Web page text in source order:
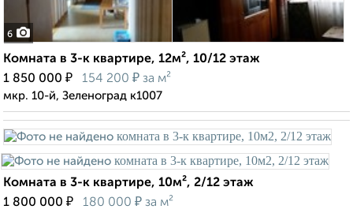
6
Комната в 3-к квартире, 12м², 10/12 этаж
1 850 000 ₽ 154 200 ₽ за м²
мкр. 10-й, Зеленоград к1007
Комната в 3-к квартире, 10м², 2/12 этаж
1 800 000 ₽ 180 000 ₽ за м²